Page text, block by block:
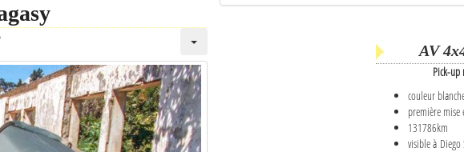
AV
Pick-
couleur
première
131786km
visible à Diego